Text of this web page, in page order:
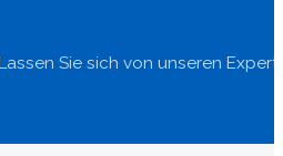
Sie sich von unseren